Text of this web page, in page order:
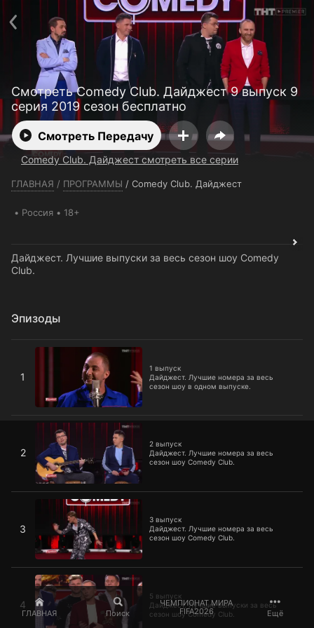
ГЛАВНАЯ Поиск
ЧЕМПИОНАТ МИРА
FIFA2026
Ещё
Смотреть Comedy Club. Дайджест 9 выпуск 9
серия 2019 сезон бесплатно
Смотреть Передачу
Comedy Club. Дайджест смотреть все серии
ГЛАВНАЯ / ПРОГРАММЫ / Comedy Club. Дайджест
Россия 18+
Дайджест. Лучшие выпуски за весь сезон шоу Comedy
Club.
Эпизоды
1
1 выпуск
Дайджест. Лучшие номера за весь
сезон шоу в одном выпуске.
1 выпуск
2
2 выпуск
Дайджест. Лучшие номера за весь
сезон шоу Comedy Club.
2 выпуск
3
3 выпуск
Дайджест. Лучшие номера за весь
сезон шоу Comedy Club.
3 выпуск
4
5 выпуск
Дайджест. Лучшие выпуски за весь
сезон шоу Comedy Club.
5 выпуск
+7 (727) 323 10 92
Пользовательское соглашение
Политика конфиденциальности
Открыть приложение
Ввести промокод